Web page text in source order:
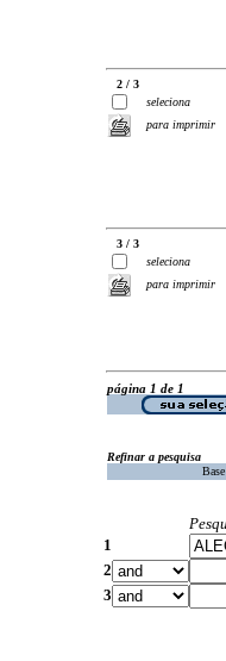
2 / 3
seleciona
para imprimir
3 / 3
seleciona
para imprimir
página 1 de 1
Refinar a pesquisa
1
2
3